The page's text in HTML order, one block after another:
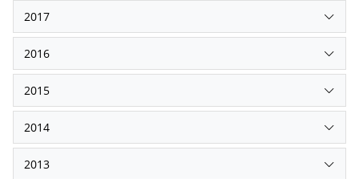
2017
2016
2015
2014
2013